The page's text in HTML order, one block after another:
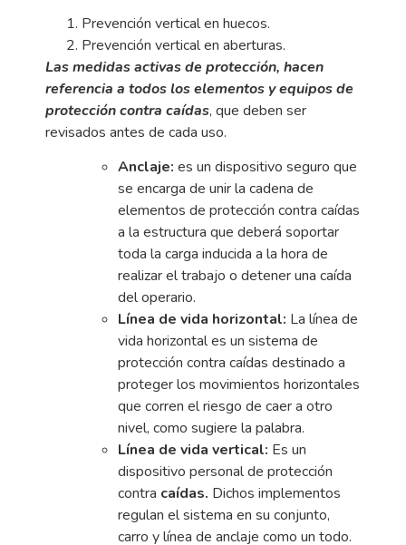
Prevención vertical en huecos.
Prevención vertical en aberturas.
Las medidas activas de protección, hacen
referencia a todos los elementos y equipos de
protección contra caídas, que deben ser
revisados antes de cada uso.
Anclaje: es un dispositivo seguro que
se encarga de unir la cadena de
elementos de protección contra caídas
a la estructura que deberá soportar
toda la carga inducida a la hora de
realizar el trabajo o detener una caída
del operario.
Línea de vida horizontal: La línea de
vida horizontal es un sistema de
protección contra caídas destinado a
proteger los movimientos horizontales
que corren el riesgo de caer a otro
nivel, como sugiere la palabra.
Línea de vida vertical: Es un
dispositivo personal de protección
contra caídas. Dichos implementos
regulan el sistema en su conjunto,
carro y línea de anclaje como un todo.